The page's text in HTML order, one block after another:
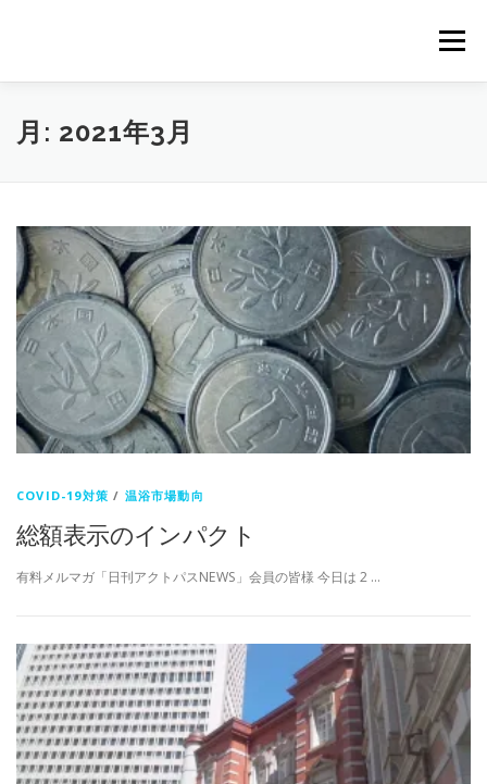
メニュー
｜HOME｜
月: 2021年3月
COVID-19対策 / 温浴市場動向
総額表示のインパクト
有料メルマガ「日刊アクトパスNEWS」会員の皆様 今日は 2 …